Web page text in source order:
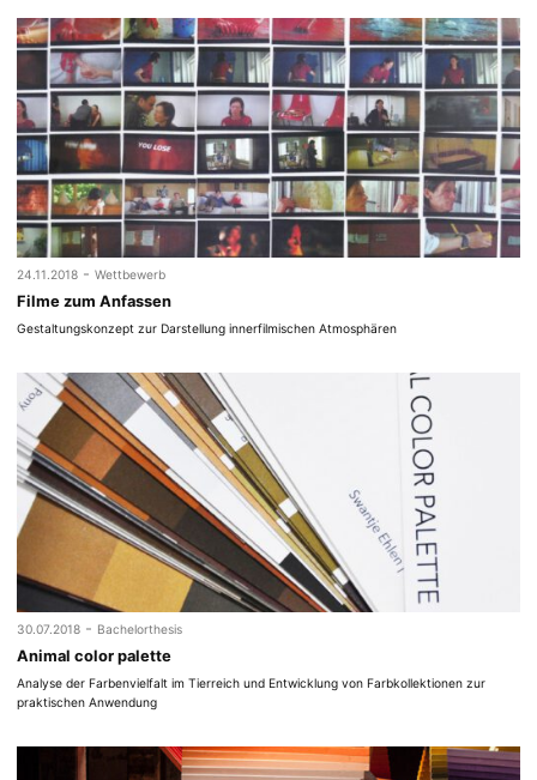
24.11.2018 - Wettbewerb
Filme zum Anfassen
Gestaltungskonzept zur Darstellung innerfilmischen Atmosphären
30.07.2018 - Bachelorthesis
Animal color palette
Analyse der Farbenvielfalt im Tierreich und Entwicklung von Farbkollektionen zur
praktischen Anwendung